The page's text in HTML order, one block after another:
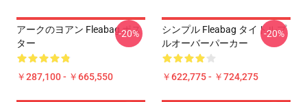
アークのヨアン Fleabag ポス
ター
￥287,100 - ￥665,550
-20%
シンプル Fleabag タイトルプ
ルオーバーパーカー
￥622,775 - ￥724,275
-20%